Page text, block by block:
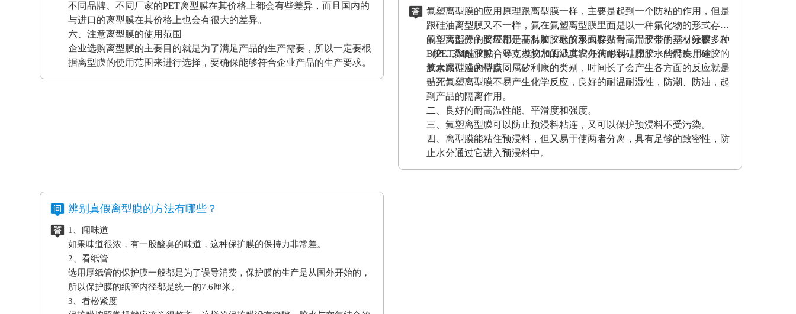
不同品牌、不同厂家的PET离型膜在其价格上都会有些差异，而且国内的
与进口的离型膜在其价格上也会有很大的差异。
六、注意离型膜的使用范围
企业选购离型膜的主要目的就是为了满足产品的生产需要，所以一定要根
据离型膜的使用范围来进行选择，要确保能够符合企业产品的生产要求。
氟塑离型膜的应用原理跟离型膜一样，主要是起到一个防粘的作用，但是
跟硅油离型膜又不一样，氟在氟塑离型膜里面是以一种氟化物的形式存在
的，大部分的胶带都是基材加胶水的形式存在耐高温胶带的基材分很多种
（PET,聚酰亚胺）亚克力胶水的温度没办法耐到硅胶胶水的温度、硅胶的
胶水跟硅油离型膜同属矽利康的类别，时间长了会产生各方面的反应就是
贴死。
氟塑离型膜主要应用于高温胶，硅胶双面胶贴合；用于金手指，绿胶，A
B胶，3M硅胶贴合等；模切加工成其它任何形状，用于一些特殊用途。
氟素离型膜的特点：
一、氟塑离型膜不易产生化学反应，良好的耐温耐湿性，防潮、防油，起
到产品的隔离作用。
二、良好的耐高温性能、平滑度和强度。
三、氟塑离型膜可以防止预浸料粘连，又可以保护预浸料不受污染。
四、离型膜能粘住预浸料，但又易于使两者分离，具有足够的致密性，防
止水分通过它进入预浸料中。
辨别真假离型膜的方法有哪些？
1、闻味道
如果味道很浓，有一股酸臭的味道，这种保护膜的保持力非常差。
2、看纸管
选用厚纸管的保护膜一般都是为了误导消费，保护膜的生产是从国外开始的，
所以保护膜的纸管内径都是统一的7.6厘米。
3、看松紧度